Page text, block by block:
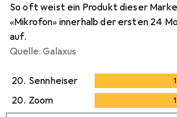
So oft weist ein Produkt dieser
«Mikrofon» innerhalb der ersten 24
auf.
Quelle: Galaxus
20. Sennheiser
20. Zoom